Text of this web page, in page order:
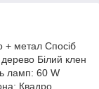
+ метал Спосіб
Білий клен
ламп: 60 W
Квадро